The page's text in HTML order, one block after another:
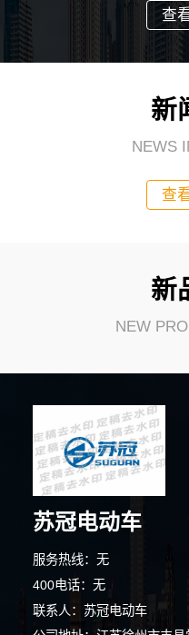
查
新
NEWS
查
新
NEW
苏冠电动车
服务热线：无
400电话：无
联系人：苏冠电动车
9分钟前 朱小姐 正在咨询
2分钟前 卢先生 正在咨询